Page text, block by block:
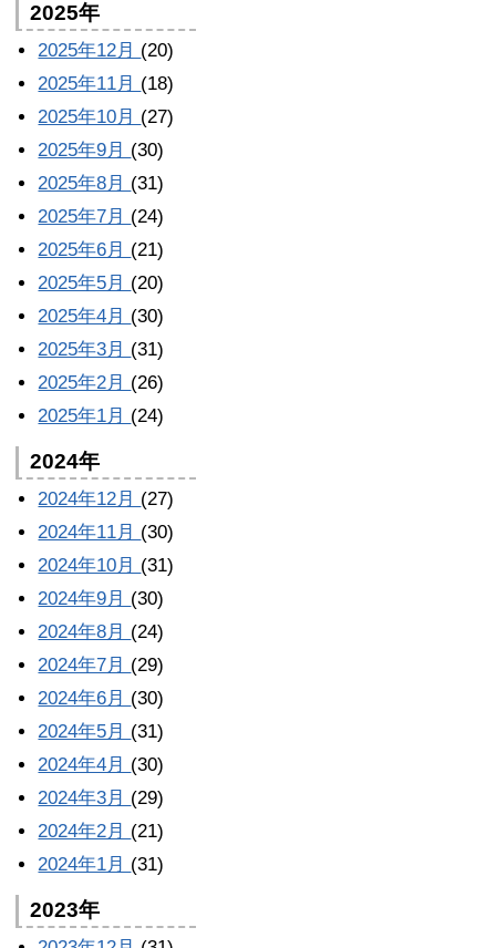
2025年
2025年12月 (20)
2025年11月 (18)
2025年10月 (27)
2025年9月 (30)
2025年8月 (31)
2025年7月 (24)
2025年6月 (21)
2025年5月 (20)
2025年4月 (30)
2025年3月 (31)
2025年2月 (26)
2025年1月 (24)
2024年
2024年12月 (27)
2024年11月 (30)
2024年10月 (31)
2024年9月 (30)
2024年8月 (24)
2024年7月 (29)
2024年6月 (30)
2024年5月 (31)
2024年4月 (30)
2024年3月 (29)
2024年2月 (21)
2024年1月 (31)
2023年